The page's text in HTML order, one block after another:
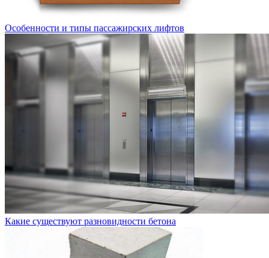
Особенности и типы пассажирских лифтов
Какие существуют разновидности бетона